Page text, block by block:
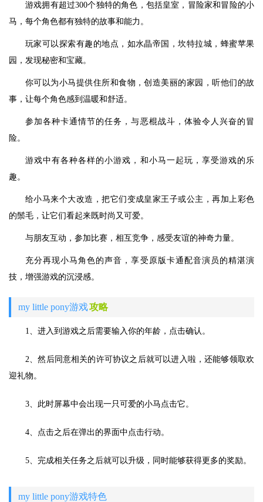
游戏拥有超过300个独特的角色，包括皇室，冒险家和冒险的小
马，每个角色都有独特的故事和能力。
玩家可以探索有趣的地点，如水晶帝国，坎特拉城，蜂蜜苹果
园，发现秘密和宝藏。
你可以为小马提供住所和食物，创造美丽的家园，听他们的故
事，让每个角色感到温暖和舒适。
参加各种卡通情节的任务，与恶棍战斗，体验令人兴奋的冒
险。
游戏中有各种各样的小游戏，和小马一起玩，享受游戏的乐
趣。
给小马来个大改造，把它们变成皇家王子或公主，再加上彩色
的鬃毛，让它们看起来既时尚又可爱。
与朋友互动，参加比赛，相互竞争，感受友谊的神奇力量。
充分再现小马角色的声音，享受原版卡通配音演员的精湛演
技，增强游戏的沉浸感。
my little pony游戏攻略
1、进入到游戏之后需要输入你的年龄，点击确认。
2、然后同意相关的许可协议之后就可以进入啦，还能够领取欢
迎礼物。
3、此时屏幕中会出现一只可爱的小马点击它。
4、点击之后在弹出的界面中点击行动。
5、完成相关任务之后就可以升级，同时能够获得更多的奖励。
my little pony游戏特色